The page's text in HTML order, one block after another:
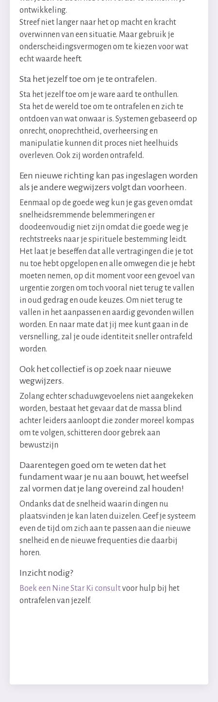
ontwikkeling.
Streef niet langer naar het op macht en kracht
overwinnen van een situatie. Maar gebruik je
onderscheidingsvermogen om te kiezen voor wat
echt waarde heeft.
Sta het jezelf toe om je te ontrafelen.
Sta het jezelf toe om je ware aard te onthullen.
Sta het de wereld toe om te ontrafelen en zich te
ontdoen van wat onwaar is. Systemen gebaseerd op
onrecht, onoprechtheid, overheersing en
manipulatie kunnen dit proces niet heelhuids
overleven. Ook zij worden ontrafeld.
Een nieuwe richting kan pas ingeslagen worden
als je andere wegwijzers volgt dan voorheen.
Eenmaal op de goede weg kun je gas geven omdat
snelheidsremmende belemmeringen er
doodeenvoudig niet zijn omdat die goede weg je
rechtstreeks naar je spirituele bestemming leidt.
Het laat je beseffen dat alle vertragingen die je tot
nu toe hebt opgelopen en alle omwegen die je hebt
moeten nemen, op dit moment voor een gevoel van
urgentie zorgen om toch vooral niet terug te vallen
in oud gedrag en oude keuzes. Om niet terug te
vallen in het aanpassen en aardig gevonden willen
worden. En naar mate dat jij mee kunt gaan in de
versnelling, zal je oude identiteit sneller ontrafeld
worden.
Ook het collectief is op zoek naar nieuwe
wegwijzers.
Zolang echter schaduwgevoelens niet aangekeken
worden, bestaat het gevaar dat de massa blind
achter leiders aanloopt die zonder moreel kompas
om te volgen, schitteren door gebrek aan
bewustzijn
Daarentegen goed om te weten dat het
fundament waar je nu aan bouwt, het weefsel
zal vormen dat je lang overeind zal houden!
Ondanks dat de snelheid waarin dingen nu
plaatsvinden je kan laten duizelen. Geef je systeem
even de tijd om zich aan te passen aan die nieuwe
snelheid en de nieuwe frequenties die daarbij
horen.
Inzicht nodig?
Boek een Nine Star Ki consultvoor hulp bij het
ontrafelen van jezelf.